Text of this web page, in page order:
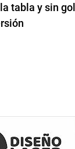
tabla y sin